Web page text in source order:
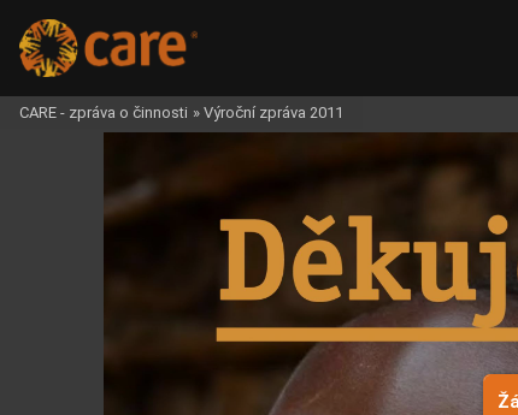
CARE - zpráva o činnosti » Výroční zpráva 2011